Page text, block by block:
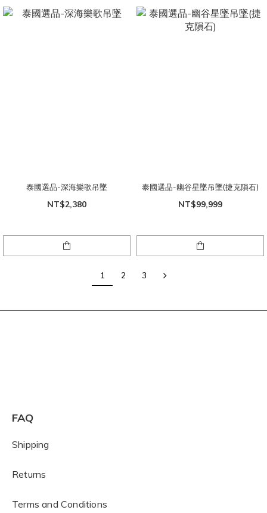
泰國選品-深海樂歌吊墜
NT$2,380
泰國選品-幽谷星墜吊墜(捷克隕石)
NT$99,999
1 2 3
FAQ
Shipping
Returns
Terms and Conditions